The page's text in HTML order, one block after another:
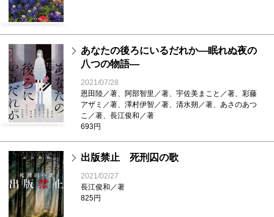
あなたの後ろにいるだれか―眠れぬ夜の
八つの物語―
2021/07/28
恩田陸／著、阿部智里／著、宇佐美まこと／著、彩藤
アザミ／著、澤村伊智／著、清水朔／著、あさのあつ
こ／著、長江俊和／著
693円
出版禁止 死刑囚の歌
2021/02/27
長江俊和／著
825円